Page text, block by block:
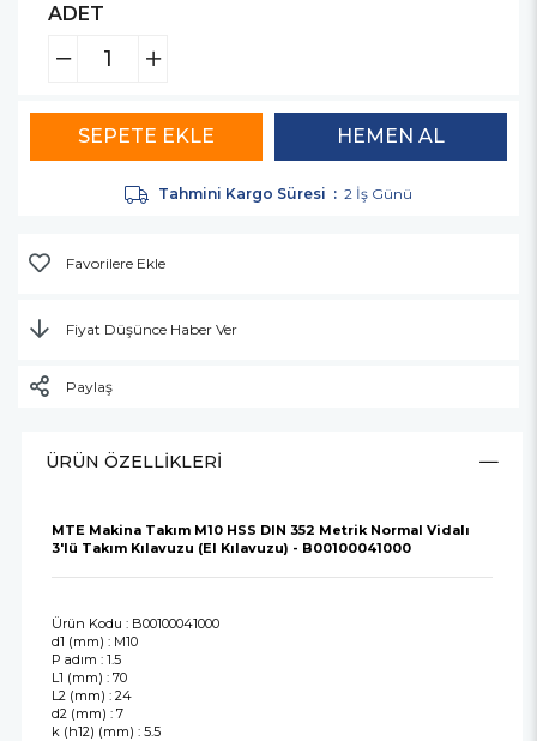
ADET
Tahmini Kargo Süresi : 2 İş Günü
Favorilere Ekle
Fiyat Düşünce Haber Ver
Paylaş
ÜRÜN ÖZELLIKLERI
MTE Makina Takım M10 HSS DIN 352 Metrik Normal Vidalı
3'lü Takım Kılavuzu (El Kılavuzu) - B00100041000
Ürün Kodu : B00100041000
d1 (mm) : M10
P adım : 1.5
L1 (mm) : 70
L2 (mm) : 24
d2 (mm) : 7
k (h12) (mm) : 5.5